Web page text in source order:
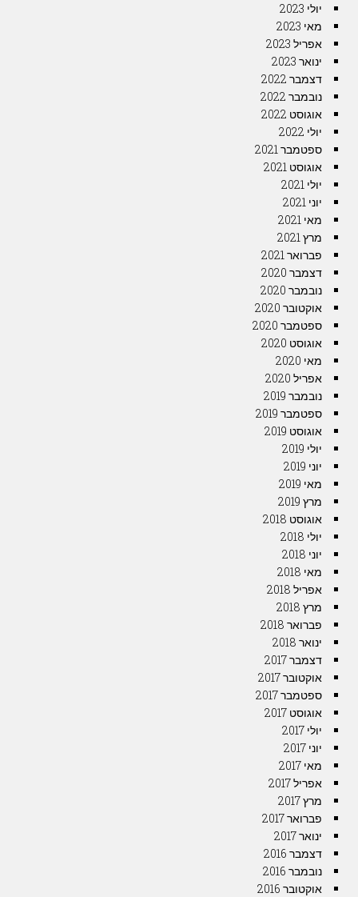
יולי 2023
מאי 2023
אפריל 2023
ינואר 2023
דצמבר 2022
נובמבר 2022
אוגוסט 2022
יולי 2022
ספטמבר 2021
אוגוסט 2021
יולי 2021
יוני 2021
מאי 2021
מרץ 2021
פברואר 2021
דצמבר 2020
נובמבר 2020
אוקטובר 2020
ספטמבר 2020
אוגוסט 2020
מאי 2020
אפריל 2020
נובמבר 2019
ספטמבר 2019
אוגוסט 2019
יולי 2019
יוני 2019
מאי 2019
מרץ 2019
אוגוסט 2018
יולי 2018
יוני 2018
מאי 2018
אפריל 2018
מרץ 2018
פברואר 2018
ינואר 2018
דצמבר 2017
אוקטובר 2017
ספטמבר 2017
אוגוסט 2017
יולי 2017
יוני 2017
מאי 2017
אפריל 2017
מרץ 2017
פברואר 2017
ינואר 2017
דצמבר 2016
נובמבר 2016
אוקטובר 2016